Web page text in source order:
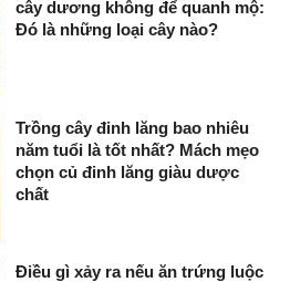
cây dương không để quanh mộ:
Đó là những loại cây nào?
Trồng cây đinh lăng bao nhiêu
năm tuổi là tốt nhất? Mách mẹo
chọn củ đinh lăng giàu dược
chất
Điều gì xảy ra nếu ăn trứng luộc